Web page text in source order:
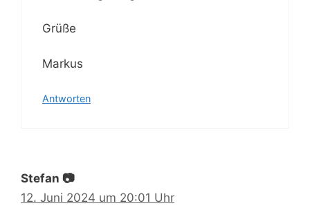
Grüße
Markus
Antworten
Stefan 📷
12. Juni 2024 um 20:01 Uhr